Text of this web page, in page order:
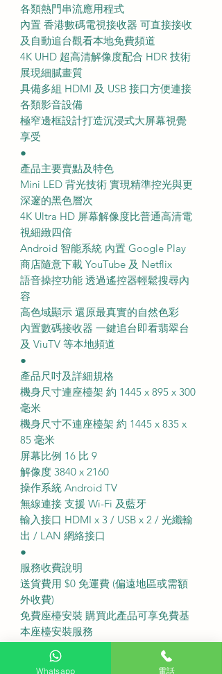
各類熱門串流應用程式
內置 香港數碼電視接收器 可直接接收
及自動追台觀看本地免費頻道
4K UHD 超高清解像度配合 HDR 技術
展現細膩畫質
具備多組 HDMI 及 USB 接口方便連接
各類影音設備
極窄邊框設計打造沉浸式大屏幕視覺
享受
●
產品主要賣點及特色
Mini LED 背光技術 實現精準控光與更
深邃的黑色層次
4K Ultra HD 屏幕解像度比普通高清電
視細緻四倍
Android 智能系統 內置 Google Play
商店隨意下載 YouTube 及 Netflix
語音操控功能 透過遙控器輕鬆搜尋內
容
高色域顯示 還原最真實的自然色彩
內置數碼接收器 一鍵追台即看翡翠台
及 ViuTV 等本地頻道
●
產品尺吋及詳細規格
機身尺寸連座檯架 約 1445 x 895 x 300
毫米
機身尺寸不連座檯架 約 1445 x 835 x
85 毫米
屏幕比例 16 比 9
解像度 3840 x 2160
操作系統 Android TV
無線連接 支援 Wi-Fi 及藍牙
輸入接口 HDMI x 3 / USB x 2 / 光纖輸
出 / LAN 網絡接口
●
服務收費說明
送貨費用 $0 免運費 (偏遠地區或需額
外收費)
免費座檯安裝 購買此產品可享免費基
本座檯安裝服務
固定式掛牆費用 $380
備注事項 如有特色牆身(雲石、磁磚等)
Whatsapp 電話